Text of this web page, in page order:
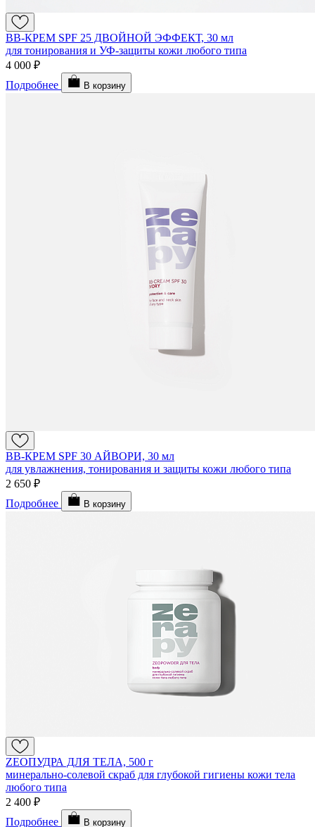
BB-КРЕМ SPF 25 ДВОЙНОЙ ЭФФЕКТ, 30 мл
для тонирования и УФ-защиты кожи любого типа
4 000 ₽
Подробнее
В корзину
BB-КРЕМ SPF 30 АЙВОРИ, 30 мл
для увлажнения, тонирования и защиты кожи любого типа
2 650 ₽
Подробнее
В корзину
ZEOПУДРА ДЛЯ ТЕЛА, 500 г
минерально-солевой скраб для глубокой гигиены кожи тела
любого типа
2 400 ₽
Подробнее
В корзину